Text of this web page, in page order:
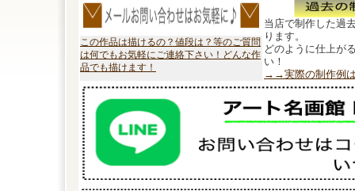
この作品は描けるの？値段は？等のご質問
は何でもお気軽にご連絡下さい！どんな作
品でも描けます！
当店で制作した過
ります。
どのように仕上が
い！
→→実際の制作例